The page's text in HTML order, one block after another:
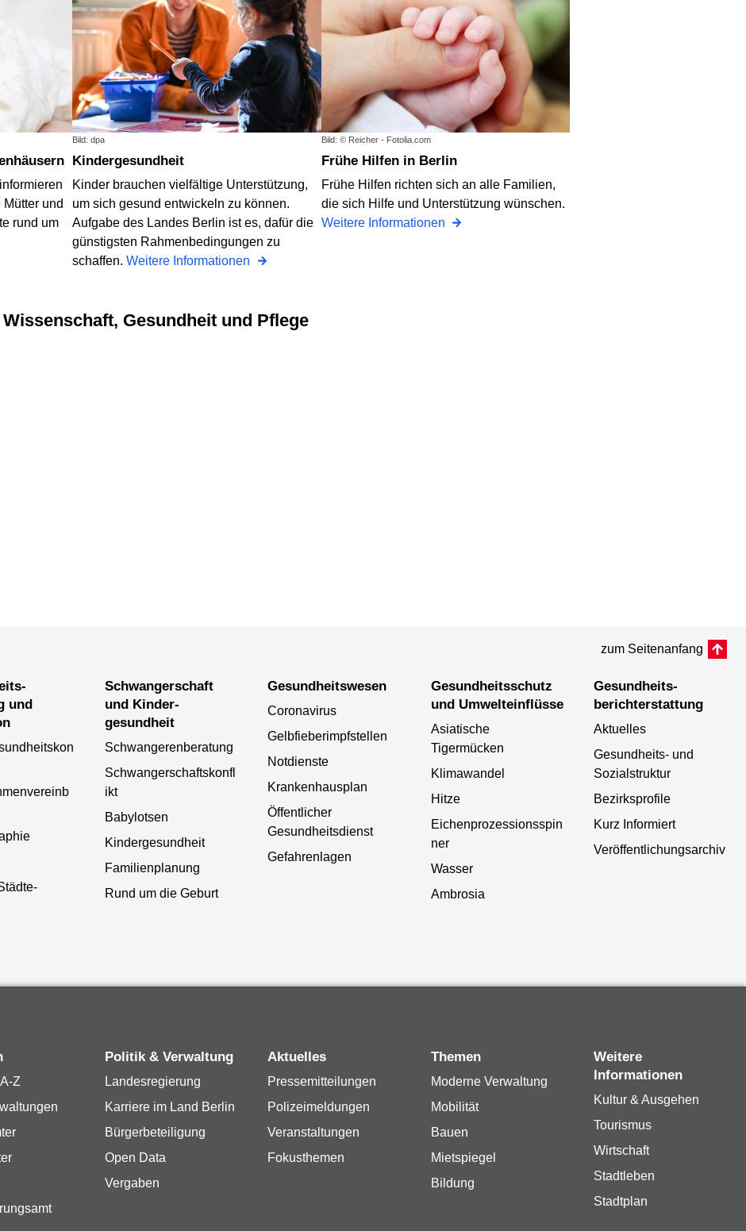
und
rund um
Bild: dpa
Kindergesundheit
Kinder brauchen vielfältige Unterstützung,
um sich gesund entwickeln zu können.
Aufgabe des Landes Berlin ist es, dafür die
günstigsten Rahmenbedingungen zu
schaffen.Weitere Informationen
Bild: © Reicher - Fotolia.com
Frühe Hilfen in Berlin
Frühe Hilfen richten sich an alle Familien,
die sich Hilfe und Unterstützung wünschen.
Weitere Informationen
Wissenschaft, Gesundheit und Pflege
zum Seitenanfang
und
Schwanger­schaft
und Kinder­­
gesundheit
Schwangerenberatung
Schwangerschaftskonfl
ikt
Babylotsen
Kindergesundheit
Familienplanung
Rund um die Geburt
Gesundheits­wesen
Coronavirus
Gelbfieberimpfstellen
Notdienste
Krankenhausplan
Öffentlicher
Gesundheitsdienst
Gefahrenlagen
Gesundheits­schutz
und Umwelt­einflüsse
Asiatische
Tigermücken
Klimawandel
Hitze
Eichenprozessionsspin
ner
Wasser
Ambrosia
Gesundheits­
berichterstattung
Aktuelles
Gesundheits- und
Sozialstruktur
Bezirksprofile
Kurz Informiert
Veröffentlichungsarchiv
Z
Politik & Verwaltung
Landesregierung
Karriere im Land Berlin
Bürgerbeteiligung
Open Data
Vergaben
Aktuelles
Pressemitteilungen
Polizeimeldungen
Veranstaltungen
Fokusthemen
Themen
Moderne Verwaltung
Mobilität
Bauen
Mietspiegel
Bildung
Weitere
Informationen
Kultur & Ausgehen
Tourismus
Wirtschaft
Stadtleben
Stadtplan